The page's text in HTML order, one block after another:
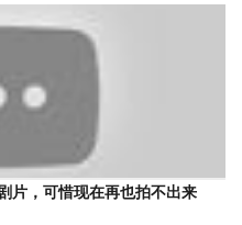
片，可惜现在再也拍不出来